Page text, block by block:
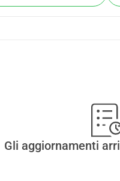
Gli aggiornamenti